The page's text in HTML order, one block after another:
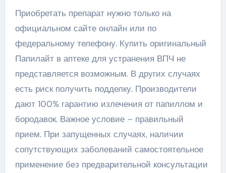
Приобретать препарат нужно только на
официальном сайте онлайн или по
федеральному телефону. Купить оригинальный
Папилайт в аптеке для устранения ВПЧ не
представляется возможным. В других случаях
есть риск получить подделку. Производители
дают 100% гарантию излечения от папиллом и
бородавок. Важное условие – правильный
прием. При запущенных случаях, наличии
сопутствующих заболеваний самостоятельное
применение без предварительной консультации